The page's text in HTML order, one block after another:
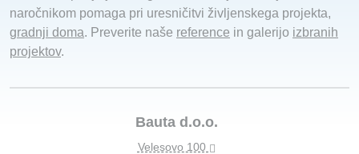
naročnikom pomaga pri uresničitvi življenskega projekta,
gradnji doma. Preverite naše reference in galerijo izbranih
projektov.
Bauta d.o.o.
Velesovo 100